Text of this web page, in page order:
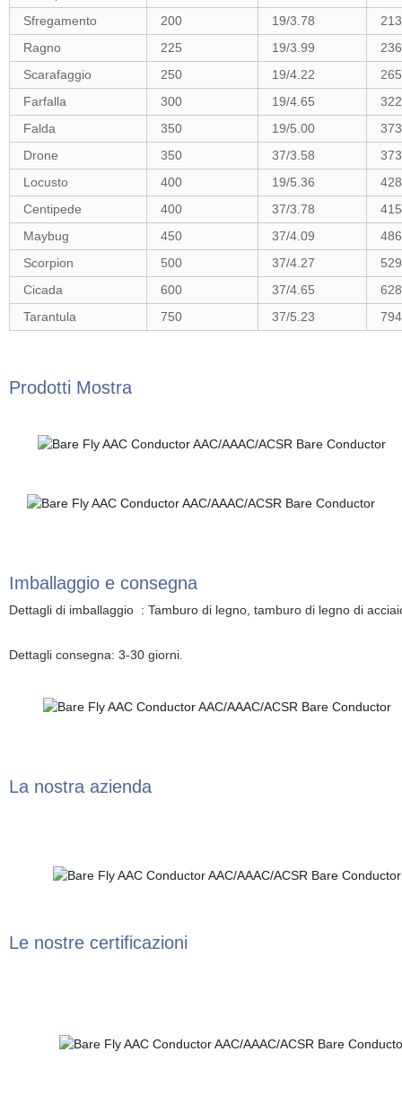
Sfregamento
200 19/3.78
Ragno
225 19/3.99
Scarafaggio
250 19/4.22
Farfalla
300 19/4.65
Falda
350 19/5.00
Drone
350 37/3.58
Locusto
400 19/5.36
Centipede
400 37/3.78
Maybug
450 37/4.09
Scorpion
500 37/4.27
Cicada
600 37/4.65
Tarantula
750 37/5.23
Prodotti Mostra
Imballaggio e consegna
Dettagli di imballaggio : Tamburo di legno, tamburo di legno di
Dettagli consegna: 3-30 giorni.
La nostra azienda
Le nostre certificazioni